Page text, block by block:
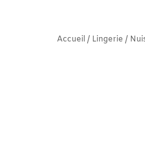
Accueil / Lingerie /